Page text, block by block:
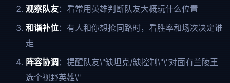
观察队友：看常用英雄判断队友大概玩什么位置
和谐补位：有人和你想抢同路时，看胜率和场次决定谁
走
阵容协调 ：提醒队友\"缺坦克/缺控制\"\"对面有兰陵王
选个视野英雄\"